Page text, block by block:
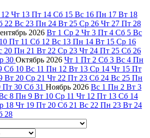
12 Чт 13 Пт 14 Сб 15 Вс 16 Пн 17 Вт 18
22 Вс 23 Пн 24 Вт 25 Ср 26 Чт 27 Пт 28
2026 Вт 1 Ср 2 Чт 3 Пт 4 Сб 5 Вс
10 Пт 11 Сб 12 Вс 13 Пн 14 Вт 15 Ср 16
20 Пн 21 Вт 22 Ср 23 Чт 24 Пт 25 Сб 26
30 Октябрь 2026 Чт 1 Пт 2 Сб 3 Вс 4 Пн
Сб 10 Вс 11 Пн 12 Вт 13 Ср 14 Чт 15 Пт
Вт 20 Ср 21 Чт 22 Пт 23 Сб 24 Вс 25 Пн
Пт 30 Сб 31 Ноябрь 2026 Вс 1 Пн 2 Вт 3
8 Пн 9 Вт 10 Ср 11 Чт 12 Пт 13 Сб 14
18 Чт 19 Пт 20 Сб 21 Вс 22 Пн 23 Вт 24
28